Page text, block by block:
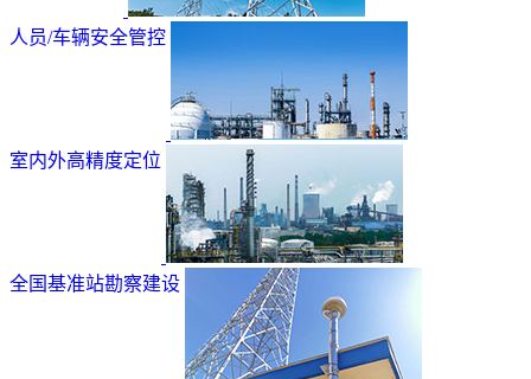
人员/车辆安全管控
室内外高精度定位
全国基准站勘察建设